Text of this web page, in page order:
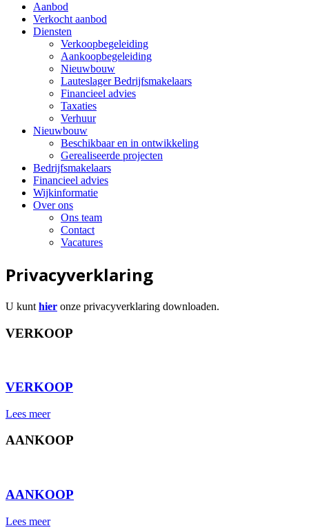
Aanbod
Verkocht aanbod
Diensten
Verkoopbegeleiding
Aankoopbegeleiding
Nieuwbouw
Lauteslager Bedrijfsmakelaars
Financieel advies
Taxaties
Verhuur
Nieuwbouw
Beschikbaar en in ontwikkeling
Gerealiseerde projecten
Bedrijfsmakelaars
Financieel advies
Wijkinformatie
Over ons
Ons team
Contact
Vacatures
Privacyverklaring
U kunt hier onze privacyverklaring downloaden.
VERKOOP
VERKOOP
Lees meer
AANKOOP
AANKOOP
Lees meer